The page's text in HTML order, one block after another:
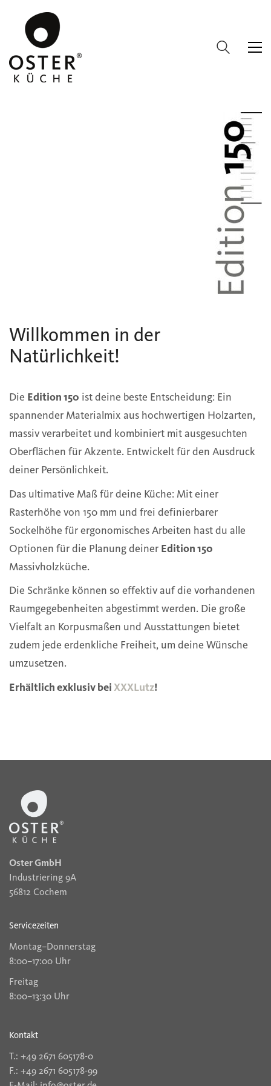
Willkommen in der
Natürlichkeit!
Die Edition 150 ist deine beste Entscheidung: Ein
spannender Materialmix aus hochwertigen Holzarten,
massiv verarbeitet und kombiniert mit ausgesuchten
Oberflächen für Akzente. Entwickelt für den Ausdruck
deiner Persönlichkeit.
Das ultimative Maß für deine Küche: Mit einer
Rasterhöhe von 150 mm und frei definierbarer
Sockelhöhe für ergonomisches Arbeiten hast du alle
Optionen für die Planung deiner Edition 150
Massivholzküche.
Die Schränke können so effektiv auf die vorhandenen
Raumgegebenheiten abgestimmt werden. Die große
Vielfalt an Korpusmaßen und Ausstattungen bietet
zudem jede erdenkliche Freiheit, um deine Wünsche
umzusetzen.
Erhältlich exklusiv beiXXXLutz!
Oster GmbH
Industriering 9A
56812 Cochem
Servicezeiten
Montag–Donnerstag
8:00–17:00 Uhr
Freitag
8:00–13:30 Uhr
Kontakt
T.: +49 2671 605178-0
F.: +49 2671 605178-99